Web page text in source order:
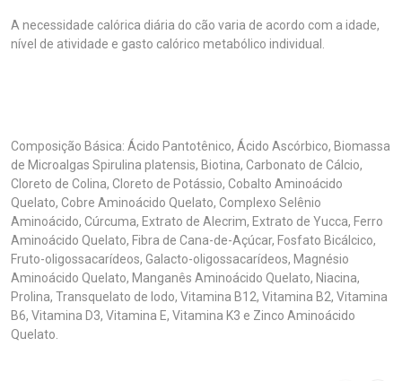
A necessidade calórica diária do cão varia de acordo com a idade,
nível de atividade e gasto calórico metabólico individual.
Composição Básica: Ácido Pantotênico, Ácido Ascórbico, Biomassa
de Microalgas Spirulina platensis, Biotina, Carbonato de Cálcio,
Cloreto de Colina, Cloreto de Potássio, Cobalto Aminoácido
Quelato, Cobre Aminoácido Quelato, Complexo Selênio
Aminoácido, Cúrcuma, Extrato de Alecrim, Extrato de Yucca, Ferro
Aminoácido Quelato, Fibra de Cana-de-Açúcar, Fosfato Bicálcico,
Fruto-oligossacarídeos, Galacto-oligossacarídeos, Magnésio
Aminoácido Quelato, Manganês Aminoácido Quelato, Niacina,
Prolina, Transquelato de Iodo, Vitamina B12, Vitamina B2, Vitamina
B6, Vitamina D3, Vitamina E, Vitamina K3 e Zinco Aminoácido
Quelato.